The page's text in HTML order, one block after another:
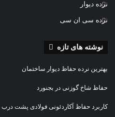
نرده دیوار
نرده سی ان سی
نوشته های تازه
بهترین نرده حفاظ دیوار ساختمان
حفاظ شاخ گوزنی در بجنورد
کاربرد حفاظ آکاردئونی فولادی پشت درب